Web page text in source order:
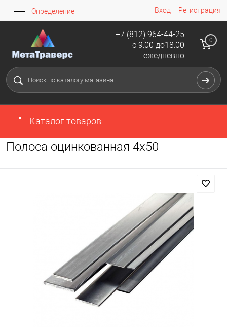
Вход Регистрация
Определение
+7 (812) 964-44-25
с 9:00 до18:00
ежедневно
0
Каталог товаров
Полоса оцинкованная 4х50